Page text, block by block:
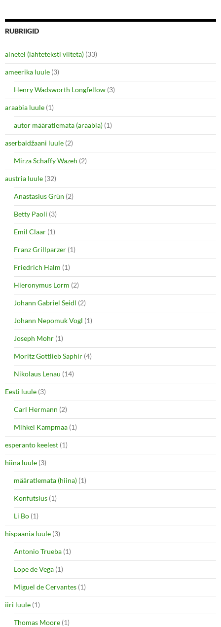
RUBRIIGID
ainetel (lähteteksti viiteta) (33)
ameerika luule (3)
Henry Wadsworth Longfellow (3)
araabia luule (1)
autor määratlemata (araabia) (1)
aserbaidžaani luule (2)
Mirza Schaffy Wazeh (2)
austria luule (32)
Anastasius Grün (2)
Betty Paoli (3)
Emil Claar (1)
Franz Grillparzer (1)
Friedrich Halm (1)
Hieronymus Lorm (2)
Johann Gabriel Seidl (2)
Johann Nepomuk Vogl (1)
Joseph Mohr (1)
Moritz Gottlieb Saphir (4)
Nikolaus Lenau (14)
Eesti luule (3)
Carl Hermann (2)
Mihkel Kampmaa (1)
esperanto keelest (1)
hiina luule (3)
määratlemata (hiina) (1)
Konfutsius (1)
Li Bo (1)
hispaania luule (3)
Antonio Trueba (1)
Lope de Vega (1)
Miguel de Cervantes (1)
iiri luule (1)
Thomas Moore (1)